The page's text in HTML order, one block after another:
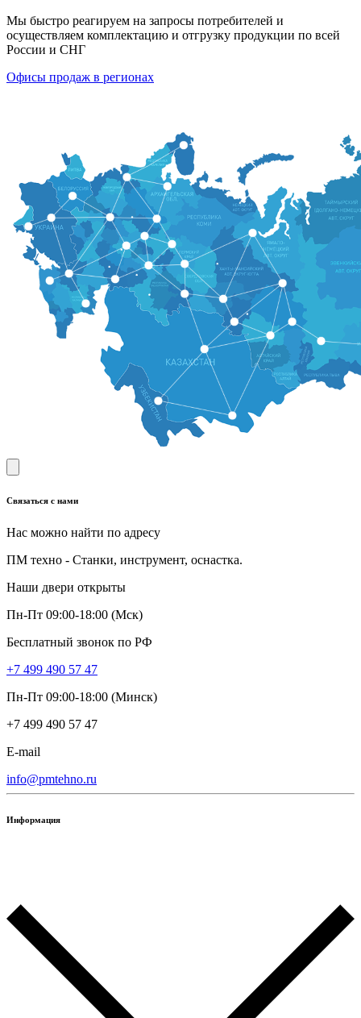
Мы быстро реагируем на запросы потребителей и
осуществляем комплектацию и отгрузку продукции по всей
России и СНГ
Офисы продаж в регионах
Связаться с нами
Нас можно найти по адресу
ПМ техно - Станки, инструмент, оснастка.
Наши двери открыты
Пн-Пт 09:00-18:00 (Мск)
Бесплатный звонок по РФ
+7 499 490 57 47
Пн-Пт 09:00-18:00 (Минск)
+7 499 490 57 47
E-mail
info@pmtehno.ru
Информация